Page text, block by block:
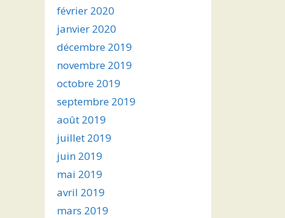
février 2020
janvier 2020
décembre 2019
novembre 2019
octobre 2019
septembre 2019
août 2019
juillet 2019
juin 2019
mai 2019
avril 2019
mars 2019